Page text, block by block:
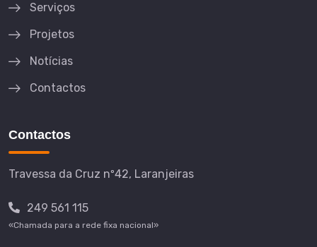
Serviços
Projetos
Notícias
Contactos
Contactos
Travessa da Cruz nº42, Laranjeiras
249 561 115
«Chamada para a rede fixa nacional»